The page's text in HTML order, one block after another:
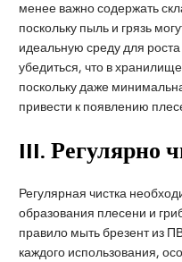
менее важно содержать
поскольку пыль и грязь
идеальную среду для
убедиться, что в
поскольку даже
привести к появлению
III. Регулярно
Регулярная чистка
образования плесени и
правило мыть брезент из
каждого использования,